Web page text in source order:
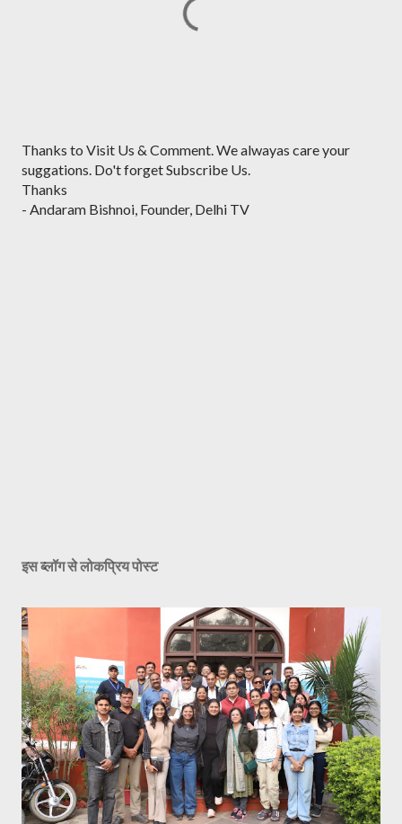
ए
क
टि
प्प
Thanks to Visit Us & Comment. We alwayas care your
suggations. Do't forget Subscribe Us.
Thanks
- Andaram Bishnoi, Founder, Delhi TV
इस ब्लॉग से लोकप्रिय पोस्ट